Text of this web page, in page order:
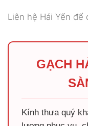
Liên hệ Hải Yến
GẠCH
Kính thưa quý